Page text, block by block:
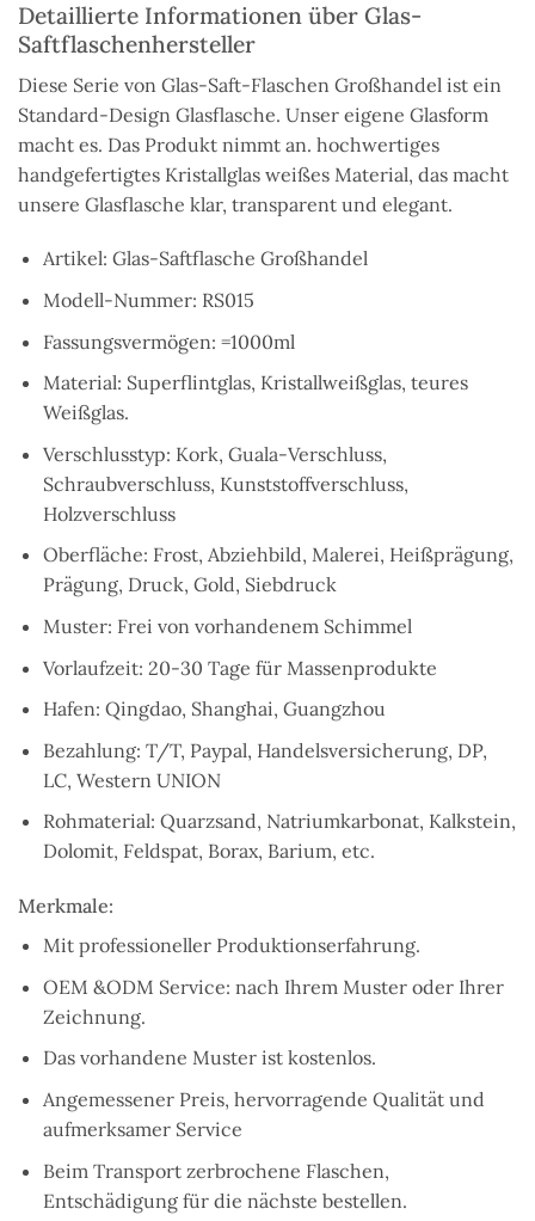
Detaillierte Informationen über Glas-
Saftflaschenhersteller
Diese Serie von Glas-Saft-Flaschen Großhandel ist ein
Standard-Design Glasflasche. Unser eigene Glasform
macht es. Das Produkt nimmt an. hochwertiges
handgefertigtes Kristallglas weißes Material, das macht
unsere Glasflasche klar, transparent und elegant.
Artikel: Glas-Saftflasche Großhandel
Modell-Nummer: RS015
Fassungsvermögen: =1000ml
Material: Superflintglas, Kristallweißglas, teures
Weißglas.
Verschlusstyp: Kork, Guala-Verschluss,
Schraubverschluss, Kunststoffverschluss,
Holzverschluss
Oberfläche: Frost, Abziehbild, Malerei, Heißprägung,
Prägung, Druck, Gold, Siebdruck
Muster: Frei von vorhandenem Schimmel
Vorlaufzeit: 20-30 Tage für Massenprodukte
Hafen: Qingdao, Shanghai, Guangzhou
Bezahlung: T/T, Paypal, Handelsversicherung, DP,
LC, Western UNION
Rohmaterial: Quarzsand, Natriumkarbonat, Kalkstein,
Dolomit, Feldspat, Borax, Barium, etc.
Merkmale:
Mit professioneller Produktionserfahrung.
OEM &ODM Service: nach Ihrem Muster oder Ihrer
Zeichnung.
Das vorhandene Muster ist kostenlos.
Angemessener Preis, hervorragende Qualität und
aufmerksamer Service
Beim Transport zerbrochene Flaschen,
Entschädigung für die nächste bestellen.